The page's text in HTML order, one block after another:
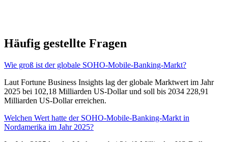
Häufig gestellte Fragen
Wie groß ist der globale SOHO-Mobile-Banking-Markt?
Laut Fortune Business Insights lag der globale Marktwert im Jahr
2025 bei 102,18 Milliarden US-Dollar und soll bis 2034 228,91
Milliarden US-Dollar erreichen.
Welchen Wert hatte der SOHO-Mobile-Banking-Markt in
Nordamerika im Jahr 2025?